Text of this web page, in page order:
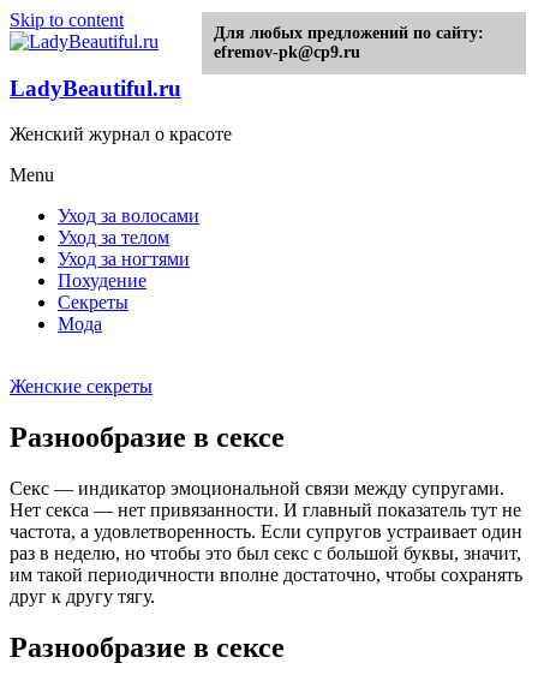
Skip to content
LadyBeautiful.ru
Женский журнал о красоте
Menu
Уход за волосами
Уход за телом
Уход за ногтями
Похудение
Секреты
Мода
Женские секреты
Разнообразие в сексе
Секс — индикатор эмоциональной связи между супругами.
Нет секса — нет привязанности. И главный показатель тут не
частота, а удовлетворенность. Если супругов устраивает один
раз в неделю, но чтобы это был секс с большой буквы, значит,
им такой периодичности вполне достаточно, чтобы сохранять
друг к другу тягу.
Разнообразие в сексе
Для любых предложений по сайту:
efremov-pk@cp9.ru